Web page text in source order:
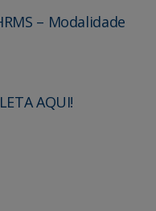
– Modalidade
AQUI!